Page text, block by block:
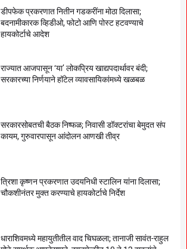
डीपफेक प्रकरणात नितीन गडकरींना मोठा दिलासा;
बदनामीकारक व्हिडीओ, फोटो आणि पोस्ट हटवण्याचे
हायकोर्टाचे आदेश
राज्यात आजपासून ‘या’ लोकप्रिय खाद्यपदार्थावर बंदी;
सरकारच्या निर्णयाने हॉटेल व्यावसायिकांमध्ये खळबळ
सरकारसोबतची बैठक निष्फळ; निवासी डॉक्टरांचा बेमुदत संप
कायम, गुरुवारपासून आंदोलन आणखी तीव्र
त्रिशा कृष्णन प्रकरणात उदयनिधी स्टालिन यांना दिलासा;
चौकशीनंतर मुक्त करण्याचे हायकोर्टाचे निर्देश
धाराशिवमध्ये महायुतीतील वाद चिघळला; तानाजी सावंत-राहुल